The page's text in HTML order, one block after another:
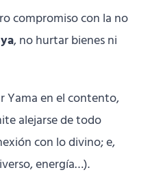
compromiso con la no
, no hurtar bienes ni
Yama en el contento,
alejarse de todo
con lo divino; e,
energía…).